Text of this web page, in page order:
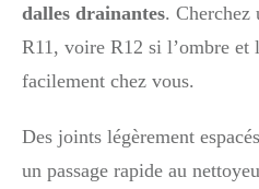
dalles drainantes. Cherchez
R11, voire R12 si l’ombre et
facilement chez vous.
Des joints légèrement
un passage rapide au